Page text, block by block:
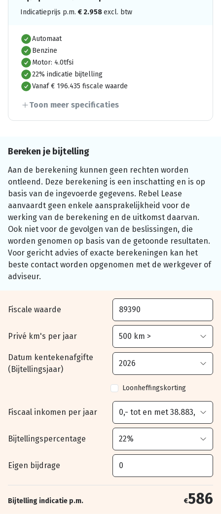
Indicatieprijs p.m. € 2.958excl. btw
Automaat
Benzine
Motor: 4.0tfsi
22% indicatie bijtelling
Vanaf € 196.435 fiscale waarde
Toon meer specificaties
Bereken je bijtelling
Aan de berekening kunnen geen rechten worden
ontleend. Deze berekening is een inschatting en is op
basis van de ingevoerde gegevens. Rebel Lease
aanvaardt geen enkele aansprakelijkheid voor de
werking van de berekening en de uitkomst daarvan.
Ook niet voor de gevolgen van de beslissingen, die
worden genomen op basis van de getoonde resultaten.
Voor gericht advies of exacte berekeningen kan het
beste contact worden opgenomen met de werkgever of
adviseur.
Fiscale waarde
Privé km's per jaar
Datum kentekenafgifte
(Bijtellingsjaar)
Loonheffingskorting
Fiscaal inkomen per jaar
Bijtellingspercentage
Eigen bijdrage
Bijtelling indicatie p.m. €586